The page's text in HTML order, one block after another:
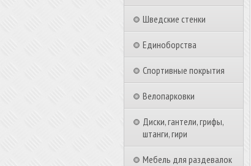
Шведские стенки
Единоборства
Спортивные покрытия
Велопарковки
Диски, гантели, грифы,
штанги, гири
Мебель для раздевалок